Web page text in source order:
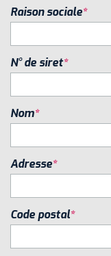
Raison sociale
N° de siret
Nom
Adresse
Code postal